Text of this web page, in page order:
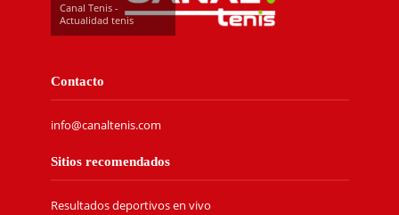
Canal Tenis -
Actualidad tenis
Contacto
info@canaltenis.com
Sitios recomendados
Resultados deportivos en vivo